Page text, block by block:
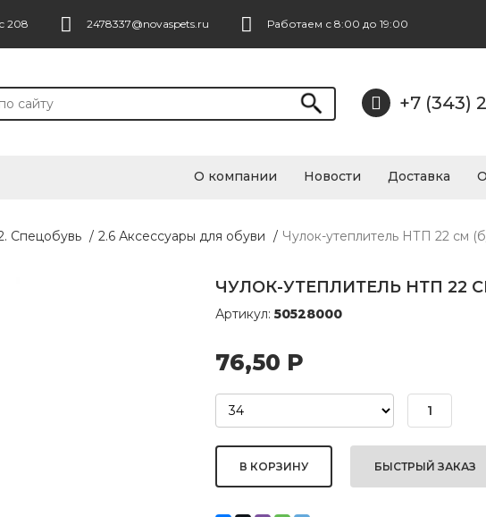
208 2478337@novaspets.ru Работаем с 8:00 до 19:00
+7 (343)
О компании Новости Доставка
Спецобувь / 2.6 Аксессуары для обуви / Чулок-утеплитель НТП 22 см
ЧУЛОК-УТЕПЛИТЕЛЬ НТП 22
Артикул: 50528000
76,50 Р
БЫСТРЫЙ ЗАКАЗ